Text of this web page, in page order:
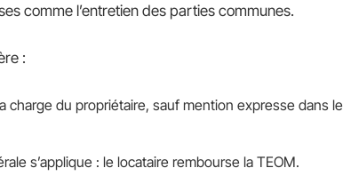
comme l’entretien des parties communes.
:
charge du propriétaire, sauf mention expresse dans le
s’applique : le locataire rembourse la TEOM.